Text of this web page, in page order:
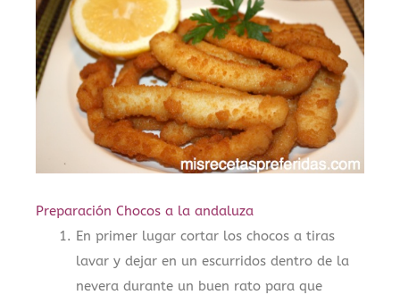
Preparación Chocos a la andaluza
En primer lugar cortar los chocos a tiras
lavar y dejar en un escurridos dentro de la
nevera durante un buen rato para que